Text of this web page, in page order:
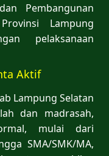
Pembangunan
Lampung
pelaksanaan
Aktif
Lampung Selatan
dan madrasah,
mulai dari
SMA/SMK/MA,